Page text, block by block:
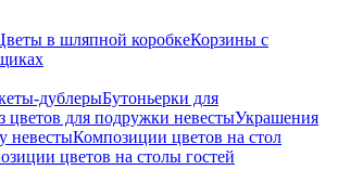
в шляпной коробкеКорзины с
дублерыБутоньерки для
цветов для подружки невестыУкрашения
невестыКомпозиции цветов на стол
цветов на столы гостей